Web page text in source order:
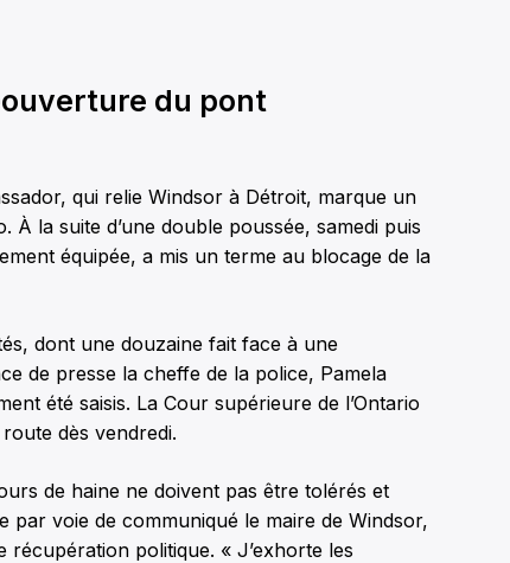
du pont
qui relie Windsor à Détroit, marque un
la suite d’une double poussée, samedi puis
équipée, a mis un terme au blocage de la
dont une douzaine fait face à une
de presse la cheffe de la police, Pamela
été saisis. La Cour supérieure de l’Ontario
dès vendredi.
de haine ne doivent pas être tolérés et
par voie de communiqué le maire de Windsor,
politique. « J’exhorte les